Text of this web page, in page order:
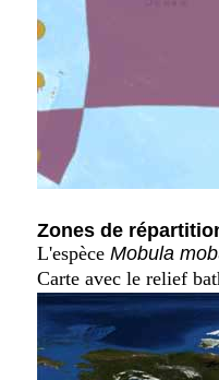
Zones de
L'espèce Mobula
Carte avec le relief